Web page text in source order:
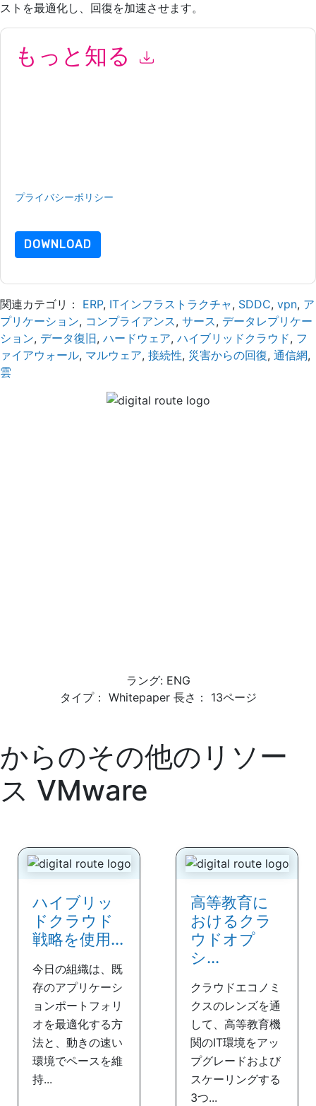
ストを最適化し、回復を加速させます。
もっと知る
プライバシーポリシー
DOWNLOAD
関連カテゴリ： ERP, ITインフラストラクチャ, SDDC, vpn, ア
プリケーション, コンプライアンス, サース, データレプリケー
ション, データ復旧, ハードウェア, ハイブリッドクラウド, フ
ァイアウォール, マルウェア, 接続性, 災害からの回復, 通信網,
雲
ラング: ENG
タイプ： Whitepaper 長さ： 13ページ
からのその他のリソー
ス VMware
ハイブリッ
ドクラウド
戦略を使用...
今日の組織は、既
存のアプリケーシ
ョンポートフォリ
オを最適化する方
法と、動きの速い
環境でペースを維
持...
高等教育に
おけるクラ
ウドオプ
シ...
クラウドエコノミ
クスのレンズを通
して、高等教育機
関のIT環境をアッ
プグレードおよび
スケーリングする
3つ...